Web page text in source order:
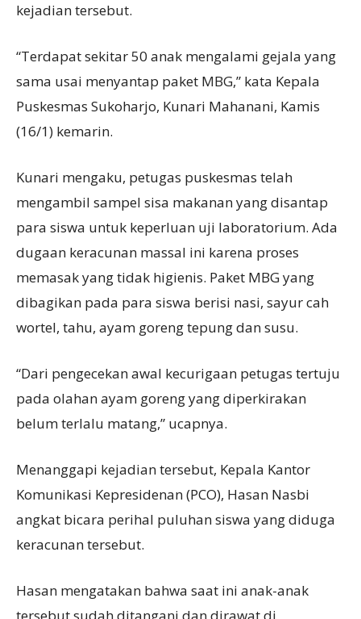
kejadian tersebut.
“Terdapat sekitar 50 anak mengalami gejala yang
sama usai menyantap paket MBG,” kata Kepala
Puskesmas Sukoharjo, Kunari Mahanani, Kamis
(16/1) kemarin.
Kunari mengaku, petugas puskesmas telah
mengambil sampel sisa makanan yang disantap
para siswa untuk keperluan uji laboratorium. Ada
dugaan keracunan massal ini karena proses
memasak yang tidak higienis. Paket MBG yang
dibagikan pada para siswa berisi nasi, sayur cah
wortel, tahu, ayam goreng tepung dan susu.
“Dari pengecekan awal kecurigaan petugas tertuju
pada olahan ayam goreng yang diperkirakan
belum terlalu matang,” ucapnya.
Menanggapi kejadian tersebut, Kepala Kantor
Komunikasi Kepresidenan (PCO), Hasan Nasbi
angkat bicara perihal puluhan siswa yang diduga
keracunan tersebut.
Hasan mengatakan bahwa saat ini anak-anak